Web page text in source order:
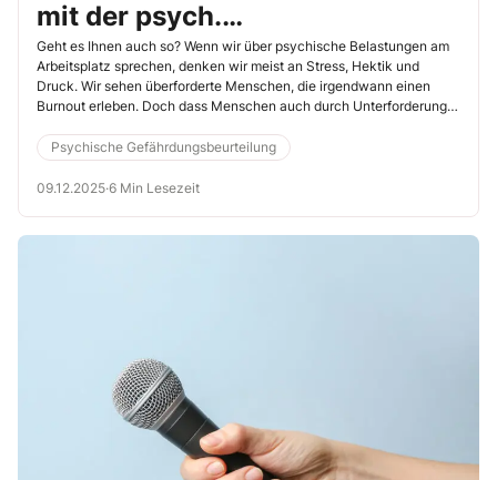
mit der psych.
Gefährdungsbeurteilung auf die
Spur kommen
Geht es Ihnen auch so? Wenn wir über psychische Belastungen am
Arbeitsplatz sprechen, denken wir meist an Stress, Hektik und
Druck. Wir sehen überforderte Menschen, die irgendwann einen
Burnout erleben. Doch dass Menschen auch durch Unterforderung,
unterschätzt. Laut dem Arbeitsplatzvermittler YER Talents GmbH
erleben 47 % aller jüngeren Beschäftigten regelmäßig das Gefühl, zu
wenig gefordert zu sein. Als Sicherheitsfachkraft gehört es deshalb
Psychische Gefährdungsbeurteilung
09.12.2025·6 Min Lesezeit